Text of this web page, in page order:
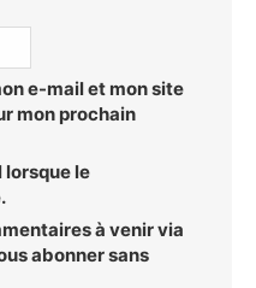
e-mail et mon site
mon prochain
lorsque le
à venir via
abonnersans